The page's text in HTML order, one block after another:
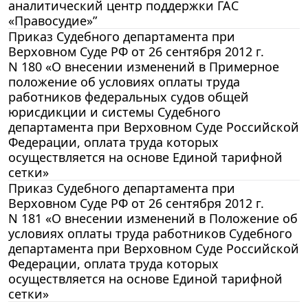
аналитический центр поддержки ГАС
«Правосудие»”
Приказ Судебного департамента при
Верховном Суде РФ от 26 сентября 2012 г.
N 180 «О внесении изменений в Примерное
положение об условиях оплаты труда
работников федеральных судов общей
юрисдикции и системы Судебного
департамента при Верховном Суде Российской
Федерации, оплата труда которых
осуществляется на основе Единой тарифной
сетки»
Приказ Судебного департамента при
Верховном Суде РФ от 26 сентября 2012 г.
N 181 «О внесении изменений в Положение об
условиях оплаты труда работников Судебного
департамента при Верховном Суде Российской
Федерации, оплата труда которых
осуществляется на основе Единой тарифной
сетки»